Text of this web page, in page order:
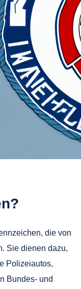
die von
Sie dienen dazu,
Polizeiautos,
Bundes- und